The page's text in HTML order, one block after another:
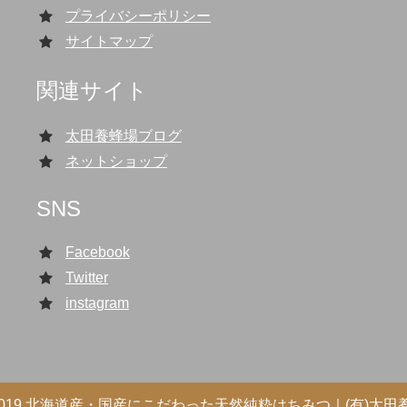
プライバシーポリシー
サイトマップ
関連サイト
太田養蜂場ブログ
ネットショップ
SNS
Facebook
Twitter
instagram